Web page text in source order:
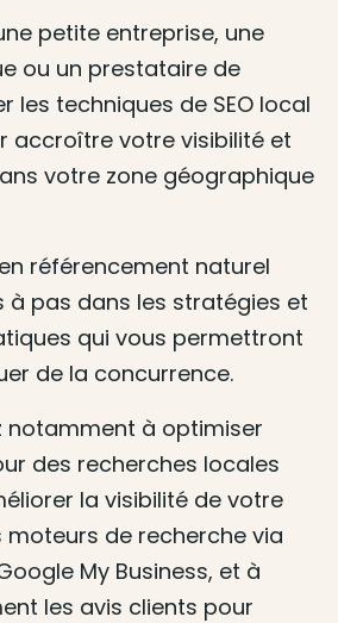
petite entreprise, une
ou un prestataire de
les techniques de SEO local
accroître votre visibilité et
votre zone géographique
référencement naturel
à pas dans les stratégies et
qui vous permettront
de la concurrence.
notamment à optimiser
des recherches locales
la visibilité de votre
moteurs de recherche via
My Business, et à
les avis clients pour